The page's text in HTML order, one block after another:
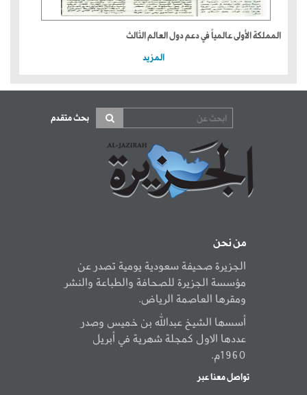
المملكة الأولى عالمياً في دعم دول العالم الثالث
المزيد
بحث متقدم
من نحن
الجزيرة صحيفة سعودية يومية تصدر عن
مؤسسة الجزيرة للصحافة والطباعة والنشر
ومقرها العاصمة الرياض.
أسسها الشيخ عبدالله بن خميس وصدر
عددها الاول كمجلة شهرية في أبريل
1960م.
تواصل معنا عبر